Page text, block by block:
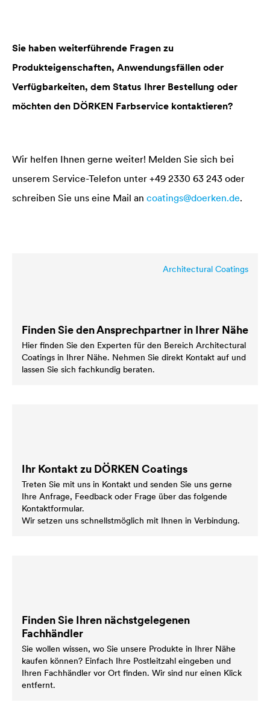
Sie haben weiterführende Fragen zu
Produkteigenschaften, Anwendungsfällen oder
Verfügbarkeiten, dem Status Ihrer Bestellung oder
möchten den DÖRKEN Farbservice kontaktieren?
Wir helfen Ihnen gerne weiter! Melden Sie sich bei
unserem Service-Telefon unter +49 2330 63 243 oder
schreiben Sie uns eine Mail an coatings@doerken.de.
Architectural Coatings
Finden Sie den Ansprechpartner in Ihrer Nähe
Hier finden Sie den Experten für den Bereich Architectural
Coatings in Ihrer Nähe. Nehmen Sie direkt Kontakt auf und
lassen Sie sich fachkundig beraten.
Ihr Kontakt zu DÖRKEN Coatings
Treten Sie mit uns in Kontakt und senden Sie uns gerne
Ihre Anfrage, Feedback oder Frage über das folgende
Kontaktformular.
Wir setzen uns schnellstmöglich mit Ihnen in Verbindung.
Finden Sie Ihren nächstgelegenen
Fachhändler
Sie wollen wissen, wo Sie unsere Produkte in Ihrer Nähe
kaufen können? Einfach Ihre Postleitzahl eingeben und
Ihren Fachhändler vor Ort finden. Wir sind nur einen Klick
entfernt.